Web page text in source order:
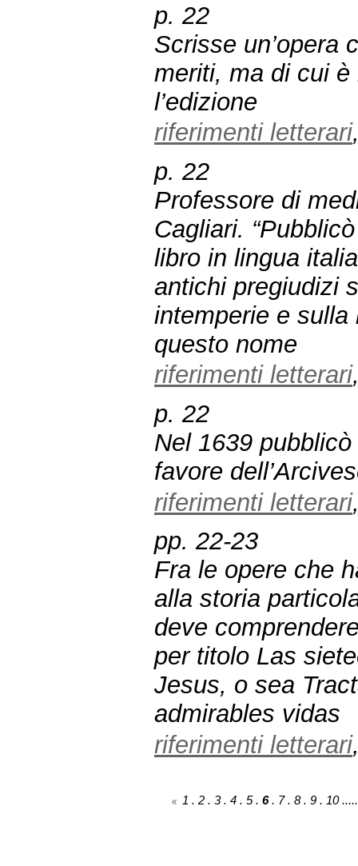
p. 22
Scrisse un’opera
meriti, ma di cui
l’edizione
riferimenti letterari
p. 22
Professore di
Cagliari.
libro in lingua
antichi pregiudizi
intemperie e
questo nome
riferimenti letterari
p. 22
Nel 1639
favore
riferimenti letterari
pp. 22-23
Fra le opere che
alla storia
deve
per titolo Las
Jesus, o sea
admirables vidas
riferimenti letterari
1 . 2 . 3. 4 . 5. 6. 7. 8. 9 . 10